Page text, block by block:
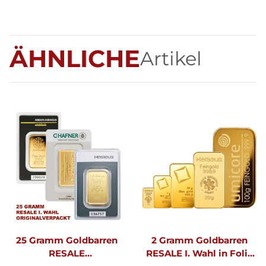
ÄHNLICHEArtikel
25 Gramm Goldbarren
RESALE
2 Gramm Goldbarren
RESALE I. Wahl in Folie